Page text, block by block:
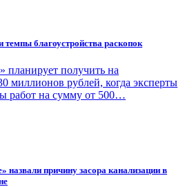
темпы благоустройства раскопок
планирует получить на
миллионов рублей, когда эксперты
работ на сумму от 500…
назвали причину засора канализации в